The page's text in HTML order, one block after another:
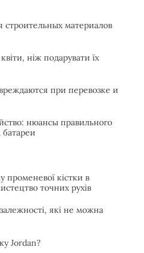
материалов
ніж подарувати їх
при перевозке и
нюансы правильного
променевої кістки в
точних рухів
які не можна
Jordan?